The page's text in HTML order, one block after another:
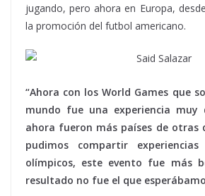
jugando, pero ahora en Europa,
la promoción del futbol americano.
“Ahora con los World Games que
mundo fue una experiencia muy
ahora fueron más países de otras
pudimos compartir experiencias
olímpicos, este evento fue más
resultado no fue el que